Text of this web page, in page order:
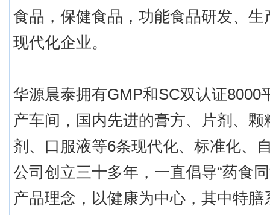
食品，保健食品，功能食品研发、生
现代化企业。
华源晨泰拥有GMP和SC双认证8000
产车间，国内先进的膏方、片剂、
剂、口服液等6条现代化、标准化、
公司创立三十多年，一直倡导“药食
产品理念，以健康为中心，其中特膳